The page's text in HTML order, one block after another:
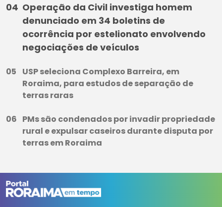
Operação da Civil investiga homem
denunciado em 34 boletins de
ocorrência por estelionato envolvendo
negociações de veículos
USP seleciona Complexo Barreira, em
Roraima, para estudos de separação de
terras raras
PMs são condenados por invadir propriedade
rural e expulsar caseiros durante disputa por
terras em Roraima